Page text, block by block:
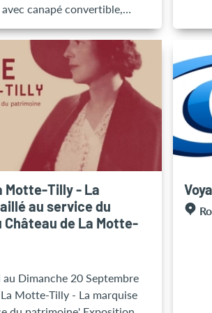
canapé convertible,
wifi gratuit. Vous serez situé
ville et à 8 min de la
»,
the
Motte-Tilly - La
au service du
Château de La Motte-
Dimanche 20 Septembre